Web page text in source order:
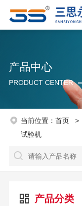
产品中心
PRODUCT CENTER
当前位置： 首页 >
试验机
产品分类